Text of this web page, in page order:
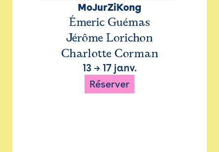
MoJurZiKong
Émeric Guémas
Jérôme Lorichon
Charlotte Corman
13→ 17 janv.
Réserver